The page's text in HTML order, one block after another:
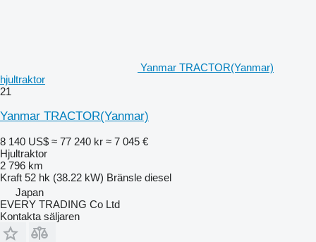
Yanmar TRACTOR(Yanmar)
hjultraktor
21
Yanmar TRACTOR(Yanmar)
8 140 US$ ≈ 77 240 kr ≈ 7 045 €
Hjultraktor
2 796 km
Kraft 52 hk (38.22 kW) Bränsle diesel
Japan
EVERY TRADING Co Ltd
Kontakta säljaren